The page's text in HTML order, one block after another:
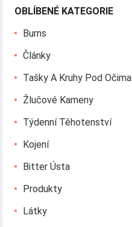
OBLÍBENÉ KATEGORIE
Burns
Články
Tašky A Kruhy Pod Očima
Žlučové Kameny
Týdenní Těhotenství
Kojení
Bitter Ústa
Produkty
Látky